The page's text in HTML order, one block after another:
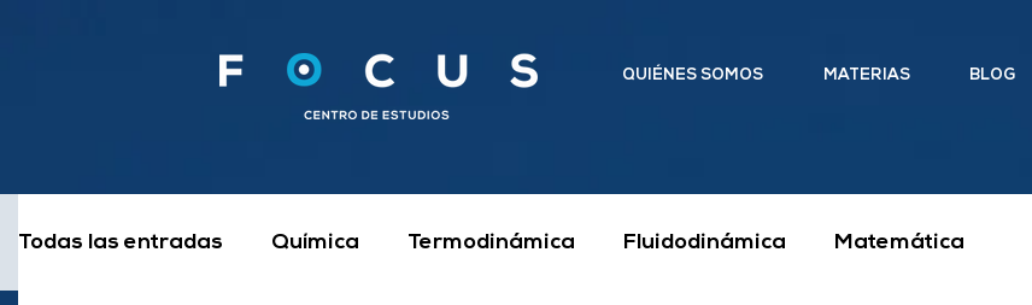
QUIÉNES SOMOS MATERIAS BLOG
Todas las entradas Química Termodinámica Fluidodinámica Matemática